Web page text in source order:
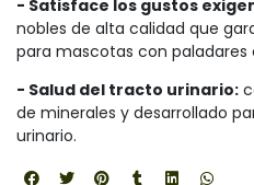
- Satisface los gustos
nobles de alta calidad que
para mascotas con paladares
- Salud del tracto urinario:
de minerales y desarrollado
urinario.